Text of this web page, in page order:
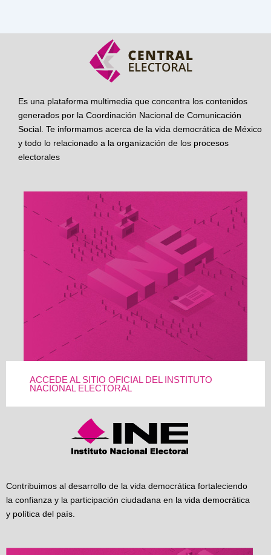
Es una plataforma multimedia que concentra los contenidos
generados por la Coordinación Nacional de Comunicación
Social. Te informamos acerca de la vida democrática de México
y todo lo relacionado a la organización de los procesos
electorales
ACCEDE AL SITIO OFICIAL DEL INSTITUTO
NACIONAL ELECTORAL
Contribuimos al desarrollo de la vida democrática fortaleciendo
la confianza y la participación ciudadana en la vida democrática
y política del país.